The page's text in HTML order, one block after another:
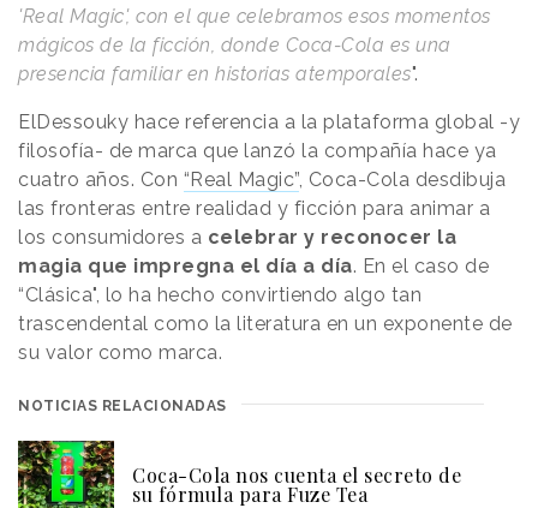
'Real Magic', con el que celebramos esos momentos
mágicos de la ficción, donde Coca-Cola es una
presencia familiar en historias atemporales".
ElDessouky hace referencia a la plataforma global -y
filosofía- de marca que lanzó la compañía hace ya
cuatro años. Con “Real Magic”, Coca-Cola desdibuja
las fronteras entre realidad y ficción para animar a
los consumidores a celebrar y reconocer la
magia que impregna el día a día. En el caso de
“Clásica", lo ha hecho convirtiendo algo tan
trascendental como la literatura en un exponente de
su valor como marca.
NOTICIAS RELACIONADAS
Coca-Cola nos cuenta el secreto de
su fórmula para Fuze Tea